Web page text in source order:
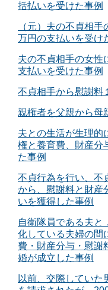
括払いを受けた事例
（元）夫の不貞相
万円の支払いを受け
夫の不貞相手の女性
支払いを受けた事例
不貞相手から慰謝料
親権者を父親から母
夫との生活が生理的
権と養育費、財産分
た事例
不貞行為を行い、不
から、慰謝料と財産
いを獲得した事例
自衛隊員である夫と
化している夫婦の間
費・財産分与・慰謝
婚が成立した事例
以前、交際していた